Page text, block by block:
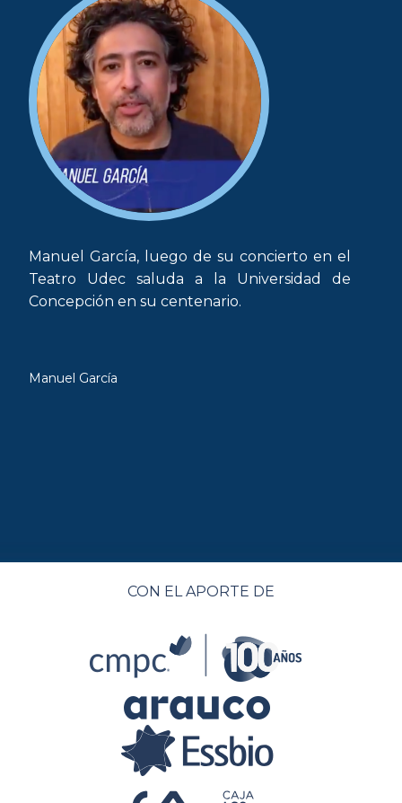
Manuel García, luego de su concierto en el
Teatro Udec saluda a la Universidad de
Concepción en su centenario.
Manuel García
CON EL APORTE DE